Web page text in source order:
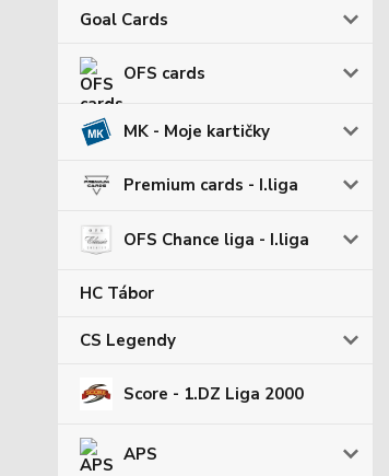
Goal Cards
OFS cards
MK - Moje kartičky
Premium cards - I.liga
OFS Chance liga - I.liga
HC Tábor
CS Legendy
Score - 1.DZ Liga 2000
APS